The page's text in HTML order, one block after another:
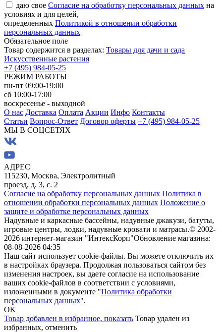
даю свое Согласие на обработку персональных данных на
условиях и для целей,
определенных Политикой в отношении обработки
персональных данных
Обязательное поле
Товар содержится в разделах: Товары для дачи и сада
Искусственные растения
+7 (495) 984-05-25
РЕЖИМ РАБОТЫ
пн-пт 09:00-19:00
сб 10:00-17:00
воскресенье - выходной
О нас Доставка Оплата Акции Инфо Контакты
Статьи Вопрос-Ответ Договор оферты +7 (495) 984-05-25
МЫ В СОЦСЕТЯХ
АДРЕС
115230, Москва, Электролитный
проезд, д. 3, с. 2
Согласие на обработку персональных данных Политика в
отношении обработки персональных данных Положение о
защите и обработке персональных данных
Надувные и каркасные бассейны, надувные джакузи, батуты,
игровые центры, лодки, надувные кровати и матрасы.© 2002-
2026 интернет-магазин "ИнтексКорп"Обновление магазина:
08-08-2026 04:35
Наш сайт использует cookie-файлы. Вы можете отключить их
в настройках браузера. Продолжая пользоваться сайтом без
изменения настроек, вы даете согласие на использование
ваших cookie-файлов в соответствии с условиями,
изложенными в документе "Политика обработки
персональных данных".
OK
Товар добавлен в избранное, показать Товар удален из
избранных, отменить